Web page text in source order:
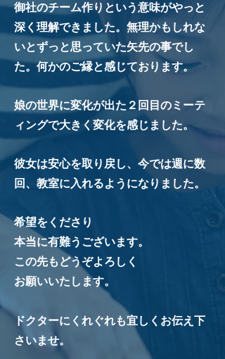
御社のチーム作りという意味がやっと
深く理解できました。無理かもしれな
いとずっと思っていた矢先の事でし
た。何かのご縁と感じております。
娘の世界に変化が出た２回目のミーテ
ィングで大きく変化を感じました。
彼女は安心を取り戻し、今では週に数
回、教室に入れるようになりました。
希望をくださり
本当に有難うございます。
この先もどうぞよろしく
お願いいたします。​
ドクターにくれぐれも宜しくお伝え下
さいませ。